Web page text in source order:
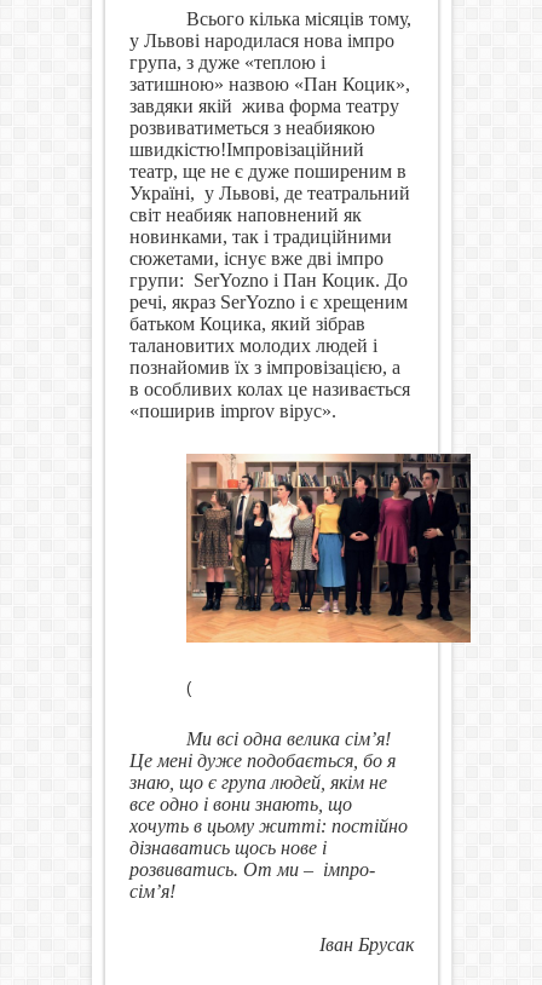
Всього кілька місяців тому,
у Львові народилася нова імпро
група, з дуже «теплою і
затишною» назвою «Пан Коцик»,
завдяки якій жива форма театру
розвиватиметься з неабиякою
швидкістю!Імпровізаційний
театр, ще не є дуже поширеним в
Україні, у Львові, де театральний
світ неабияк наповнений як
новинками, так і традиційними
сюжетами, існує вже дві імпро
групи: SerYoznoі Пан Коцик. До
речі, якраз SerYozno і є хрещеним
батьком Коцика, який зібрав
талановитих молодих людей і
познайомив їх з імпровізацією, а
в особливих колах це називається
«поширив іmprov вірус».
(
Ми всі одна велика сім’я!
Це мені дуже подобається, бо я
знаю, що є група людей, якім не
все одно і вони знають, що
хочуть в цьому житті: постійно
дізнаватись щось нове і
розвиватись. От ми – імпро-
сім’я!
Іван Брусак